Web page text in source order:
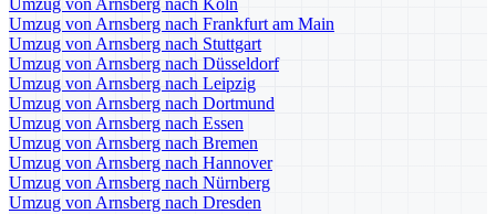
Umzug von Arnsberg nach Köln
Umzug von Arnsberg nach Frankfurt am Main
Umzug von Arnsberg nach Stuttgart
Umzug von Arnsberg nach Düsseldorf
Umzug von Arnsberg nach Leipzig
Umzug von Arnsberg nach Dortmund
Umzug von Arnsberg nach Essen
Umzug von Arnsberg nach Bremen
Umzug von Arnsberg nach Hannover
Umzug von Arnsberg nach Nürnberg
Umzug von Arnsberg nach Dresden